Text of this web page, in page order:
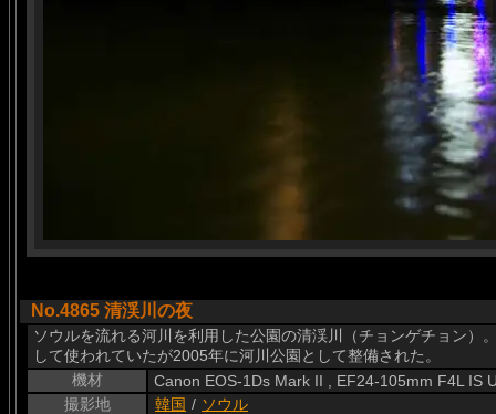
No.4865 清渓川の夜
ソウルを流れる河川を利用した公園の清渓川（チョンゲチョン）
して使われていたが2005年に河川公園として整備された。
機材
Canon EOS-1Ds Mark II , EF24-105mm F4L IS
撮影地
韓国 / ソウル